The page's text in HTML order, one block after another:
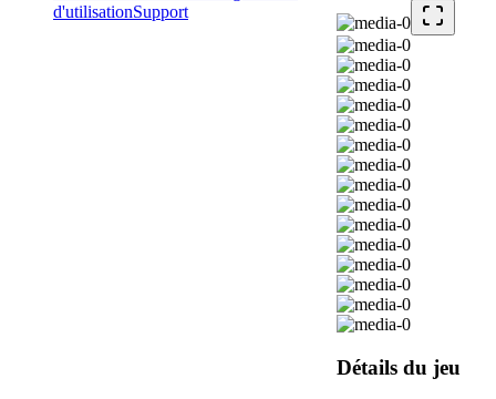
d'utilisationSupport
Détails du jeu